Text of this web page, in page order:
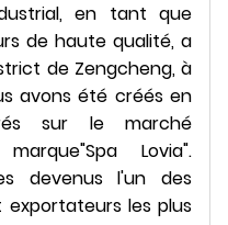
en tant que
de haute qualité, a
de Zengcheng, à
avons été créés en
sur le marché
Lovia".
devenus l'un des
les plus